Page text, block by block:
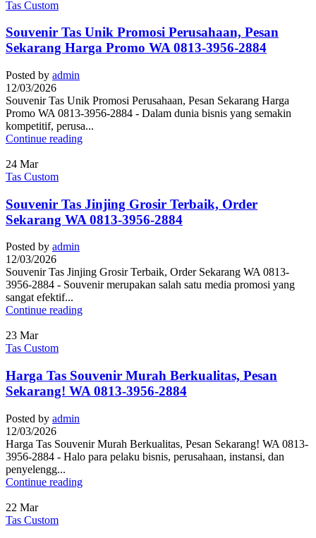
Tas Custom
Souvenir Tas Unik Promosi Perusahaan, Pesan
Sekarang Harga Promo WA 0813-3956-2884
Posted by admin
12/03/2026
Souvenir Tas Unik Promosi Perusahaan, Pesan Sekarang Harga
Promo WA 0813-3956-2884 - Dalam dunia bisnis yang semakin
kompetitif, perusa...
Continue reading
24 Mar
Tas Custom
Souvenir Tas Jinjing Grosir Terbaik, Order
Sekarang WA 0813-3956-2884
Posted by admin
12/03/2026
Souvenir Tas Jinjing Grosir Terbaik, Order Sekarang WA 0813-
3956-2884 - Souvenir merupakan salah satu media promosi yang
sangat efektif...
Continue reading
23 Mar
Tas Custom
Harga Tas Souvenir Murah Berkualitas, Pesan
Sekarang! WA 0813-3956-2884
Posted by admin
12/03/2026
Harga Tas Souvenir Murah Berkualitas, Pesan Sekarang! WA 0813-
3956-2884 - Halo para pelaku bisnis, perusahaan, instansi, dan
penyelengg...
Continue reading
22 Mar
Tas Custom